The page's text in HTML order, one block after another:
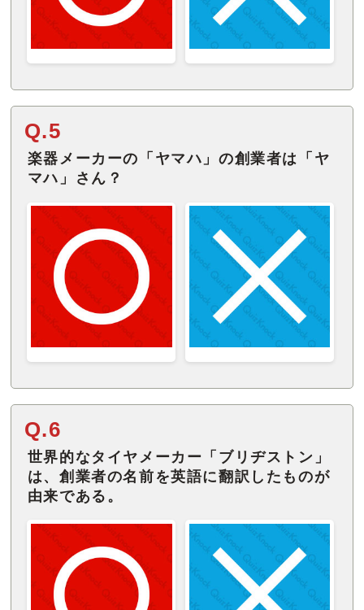
Q.5
楽器メーカーの「ヤマハ」の創業者は「ヤ
マハ」さん？
Q.6
世界的なタイヤメーカー「ブリヂストン」
は、創業者の名前を英語に翻訳したものが
由来である。